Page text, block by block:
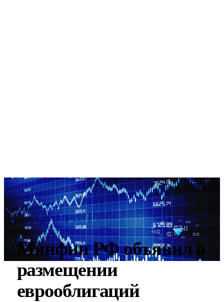
Минфин РФ объявил о
размещении
еврооблигаций